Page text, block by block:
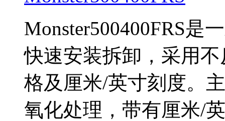
Monster500400FRS是
快速安装拆卸，采用
格及厘米/英寸刻度。
氧化处理，带有厘米/